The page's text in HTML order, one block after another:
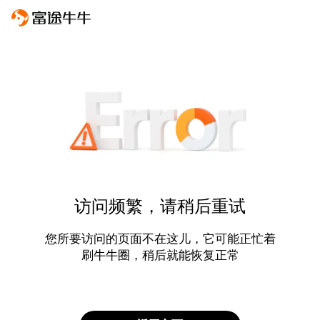
访问频繁，请稍后重试
您所要访问的页面不在这儿，它可能正忙着
刷牛牛圈，稍后就能恢复正常